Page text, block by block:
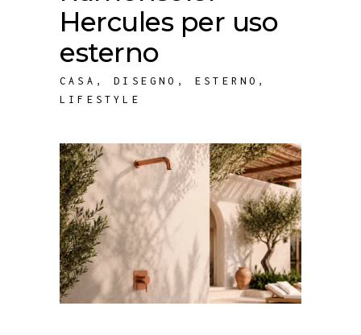
Hercules per uso
esterno
CASA ,DISEGNO ,ESTERNO ,
LIFESTYLE